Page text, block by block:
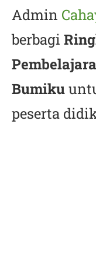
Admin
berbagi
Bumiku
peserta